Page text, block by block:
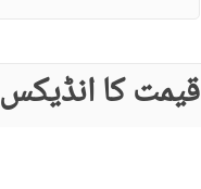
قیمت کا انڈیکس